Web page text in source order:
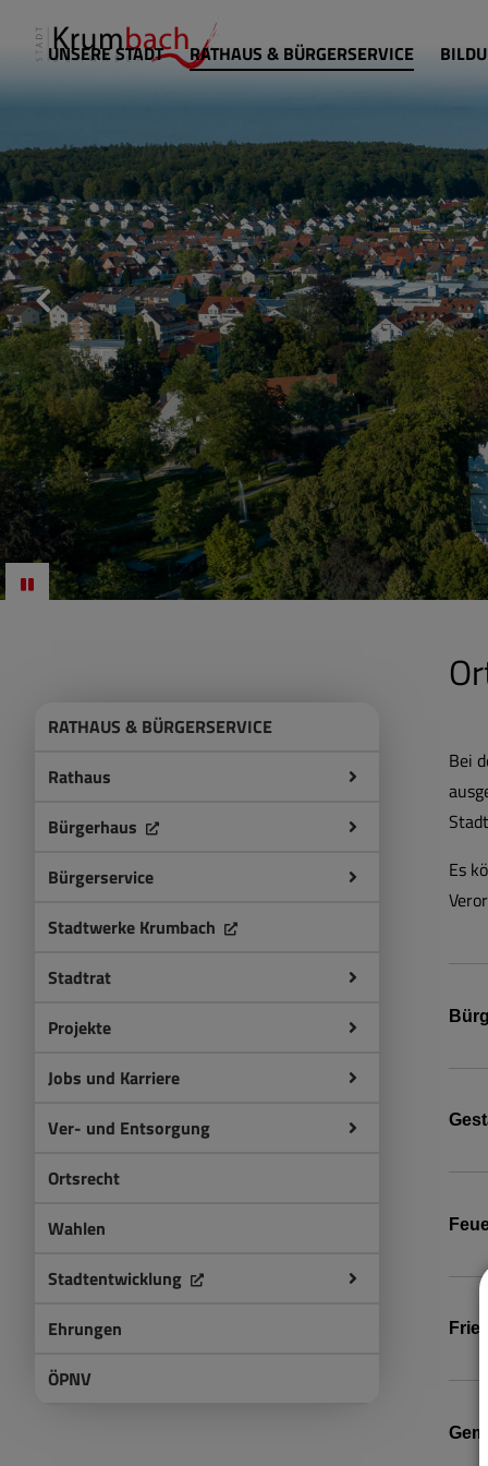
UNSERE STADT RATHAUS & BÜRGERSERVICE
RATHAUS & BÜRGERSERVICE
Rathaus
Bürgerhaus
Bürgerservice
Stadtwerke Krumbach
Stadtrat
Projekte
Jobs und Karriere
Ver- und Entsorgung
Ortsrecht
Wahlen
Stadtentwicklung
Ehrungen
ÖPNV
Bei
Es